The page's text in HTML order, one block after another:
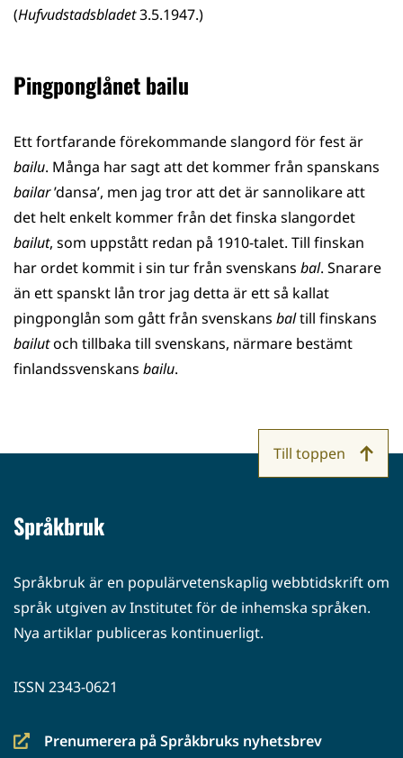
(Hufvudstadsbladet3.5.1947.)
Pingponglånet bailu
Ett fortfarande förekommande slangord för fest är
bailu. Många har sagt att det kommer från spanskans
bailar’dansa’, men jag tror att det är sannolikare att
det helt enkelt kommer från det finska slangordet
bailut, som uppstått redan på 1910-talet. Till finskan
har ordet kommit i sin tur från svenskans bal. Snarare
än ett spanskt lån tror jag detta är ett så kallat
pingponglån som gått från svenskans baltill finskans
bailutoch tillbaka till svenskans, närmare bestämt
finlandssvenskans bailu.
Språkbruk
Språkbruk är en populärvetenskaplig webbtidskrift om
språk utgiven av Institutet för de inhemska språken.
Nya artiklar publiceras kontinuerligt.
ISSN 2343-0621
Prenumerera på Språkbruks nyhetsbrev
(siirryt
Till toppen